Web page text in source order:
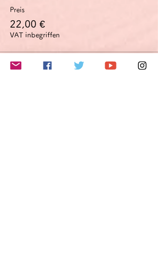
Preis
22,00 €
VAT inbegriffen